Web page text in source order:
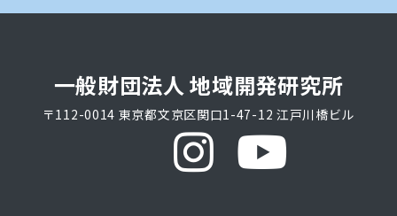
一般財団法人 地域開発研究所
〒112-0014 東京都文京区関口1-47-12 江戸川橋ビル